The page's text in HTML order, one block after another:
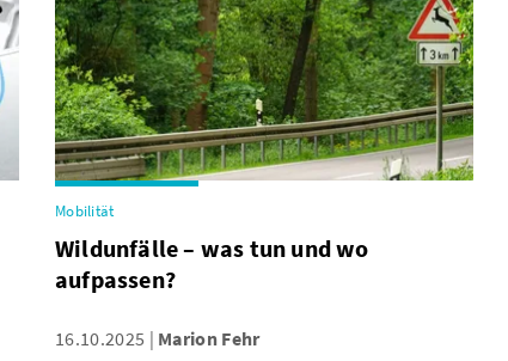
Mobilität
Wildunfälle – was tun und wo
aufpassen?
16.10.2025 Marion Fehr